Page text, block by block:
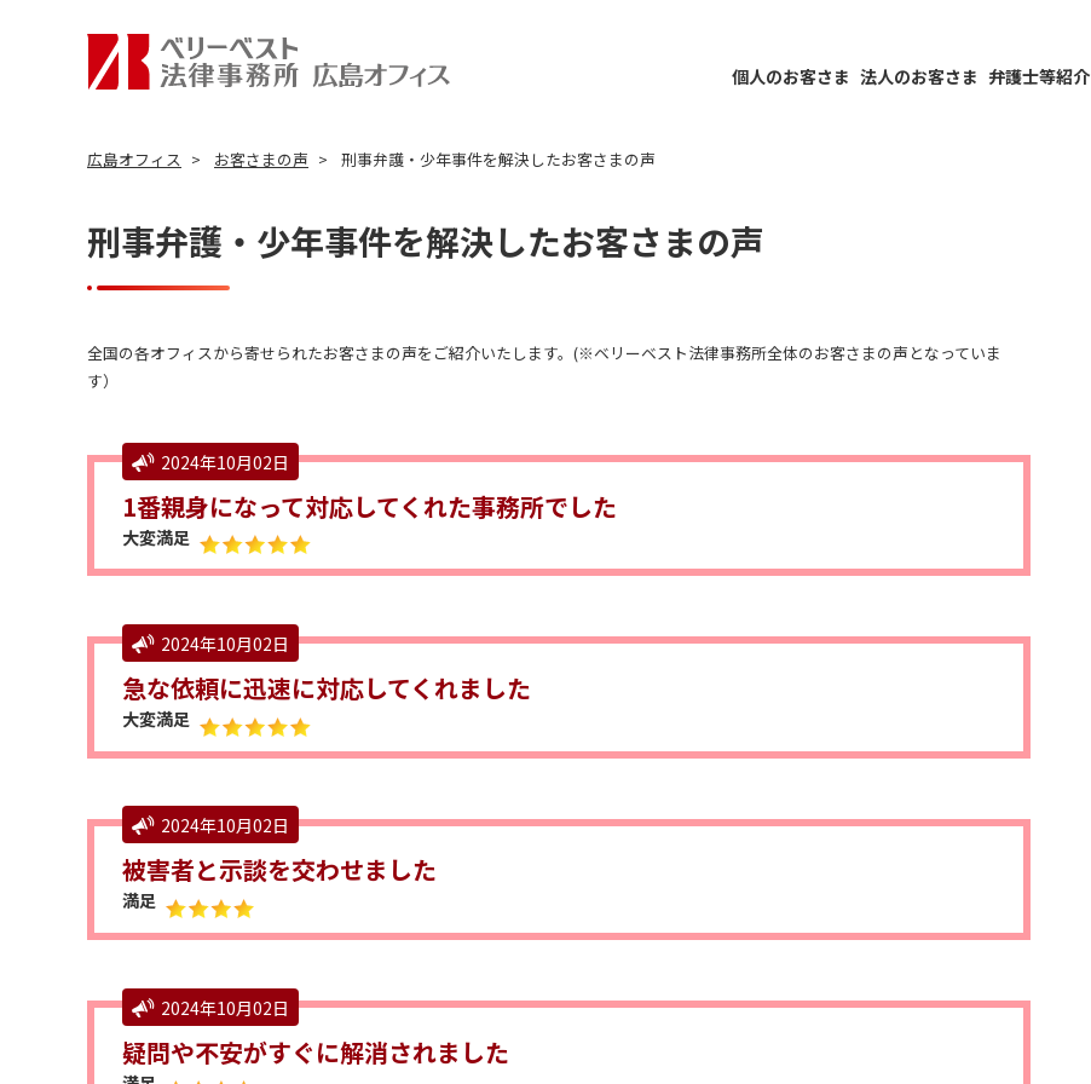
個人のお客さま 法人のお客さま 弁護士等紹介
広島オフィス お客さまの声 刑事弁護・少年事件を解決したお客さまの声
刑事弁護・少年事件を解決したお客さまの声
全国の各オフィスから寄せられたお客さまの声をご紹介いたします。(※ベリーベスト法律事務所全体のお客さまの声となっていま
す）
2024年10月02日
1番親身になって対応してくれた事務所でした
大変満足
2024年10月02日
急な依頼に迅速に対応してくれました
大変満足
2024年10月02日
被害者と示談を交わせました
満足
2024年10月02日
疑問や不安がすぐに解消されました